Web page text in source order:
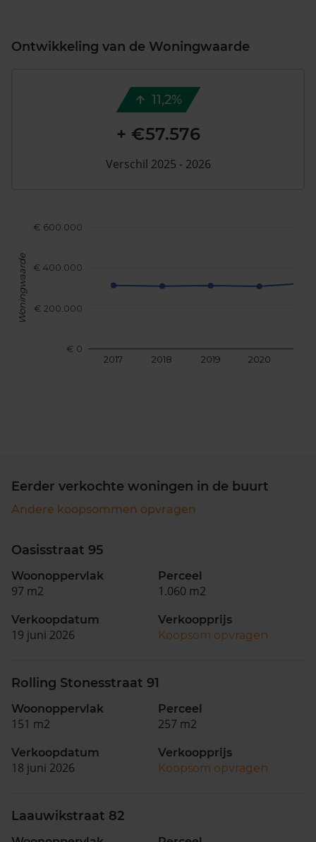
Ontwikkeling van de Woningwaarde
2017 2018 2019 2020
€ 0
€ 200.000
€ 400.000
€ 600.000
Woningwaarde
11,2%
+ €57.576
Verschil 2025 - 2026
Eerder verkochte woningen in de buurt
Andere koopsommen opvragen
Oasisstraat 95
Woonoppervlak
97 m2
Perceel
1.060 m2
Verkoopdatum
19 juni 2026
Verkoopprijs
Koopsom opvragen
Rolling Stonesstraat 91
Woonoppervlak
151 m2
Perceel
257 m2
Verkoopdatum
18 juni 2026
Verkoopprijs
Koopsom opvragen
Laauwikstraat 82